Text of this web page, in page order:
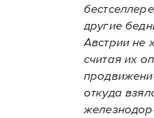
другие
Австрии не
считая их
откуда